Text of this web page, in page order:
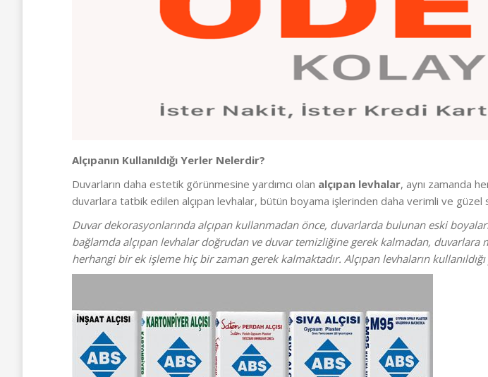
Alçıpanın Kullanıldığı Yerler Nelerdir?
Duvarların daha estetik görünmesine yardımcı olan alçıpan levhalar, aynı zamanda
duvarlara tatbik edilen alçıpan levhalar, bütün boyama işlerinden daha verimli ve güzel
Duvar dekorasyonlarında alçıpan kullanmadan önce, duvarlarda bulunan eski
bağlamda alçıpan levhalar doğrudan ve duvar temizliğine gerek kalmadan,
herhangi bir ek işleme hiç bir zaman gerek kalmaktadır. Alçıpan levhaların